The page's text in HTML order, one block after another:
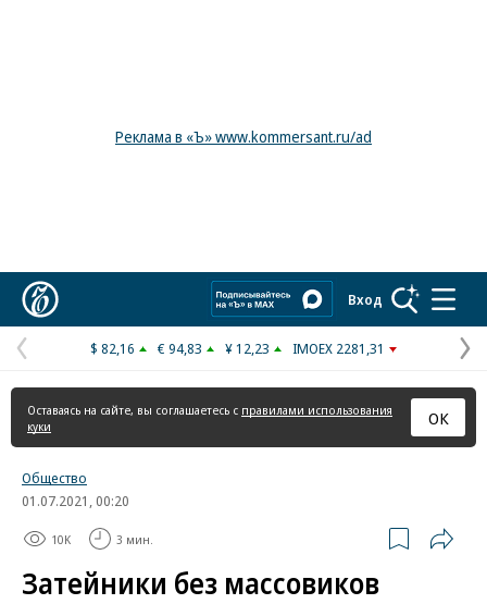
Реклама в «Ъ» www.kommersant.ru/ad
Вход
Предыдущая
страница
$ 82,16 € 94,83 ¥ 12,23 IMOEX 2281,31
Оставаясь на сайте, вы соглашаетесь с правилами использования
куки
ОК
Общество
01.07.2021, 00:20
10K 3 мин.
Затейники без массовиков